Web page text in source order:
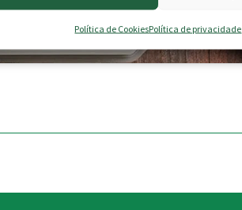
Política de CookiesPolítica de privacidade